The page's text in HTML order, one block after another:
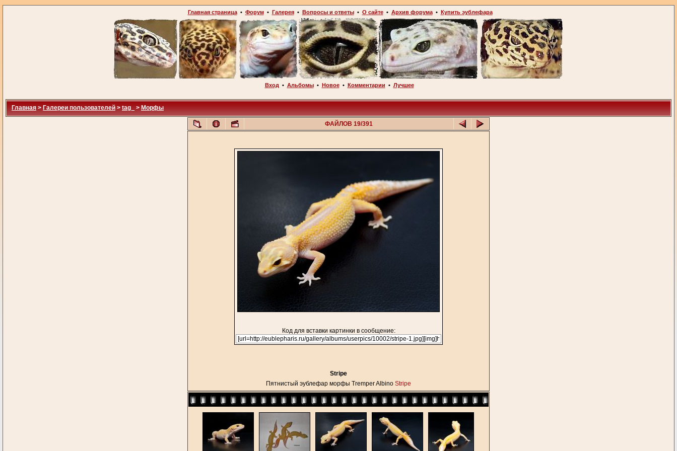
Главная страница• Форум• Галерея• Вопросы и ответы• О сайте• Архив форума• Купить эублефара
Вход • Альбомы• Новое• Комментарии • Лучшее
Главная > Галереи пользователей > tag_ > Морфы
ФАЙЛОВ 19/391
Код для вставки картинки в сообщение:
Stripe
Пятнистый эублефар морфы Tremper Albino Stripe